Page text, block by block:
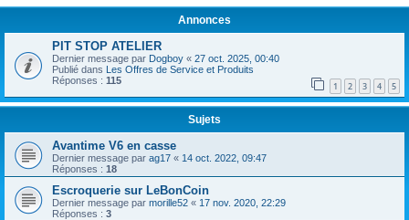
Annonces
PIT STOP ATELIER
Dernier message par Dogboy « 27 oct. 2025, 00:40
Publié dans Les Offres de Service et Produits
Réponses : 115 1 2 3 4 5
Sujets
Avantime V6 en casse
Dernier message par ag17 « 14 oct. 2022, 09:47
Réponses : 18
Escroquerie sur LeBonCoin
Dernier message par morille52 « 17 nov. 2020, 22:29
Réponses : 3